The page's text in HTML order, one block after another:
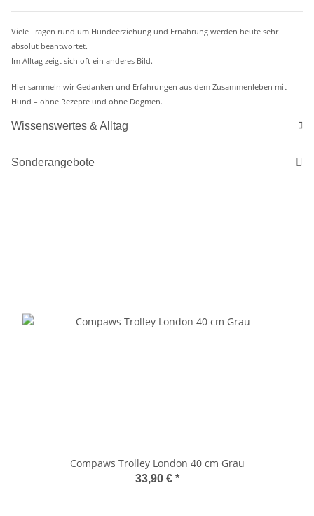
Viele Fragen rund um Hundeerziehung und Ernährung werden heute sehr
absolut beantwortet.
Im Alltag zeigt sich oft ein anderes Bild.
Hier sammeln wir Gedanken und Erfahrungen aus dem Zusammenleben mit
Hund – ohne Rezepte und ohne Dogmen.
Wissenswertes & Alltag
Sonderangebote
Compaws Trolley London 40 cm Grau
33,90 € *